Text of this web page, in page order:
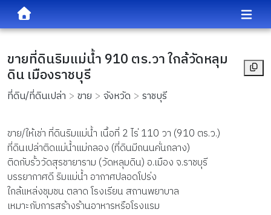
ขายที่ดินริมแม่น้ำ 910 ตร.วา ใกล้วัดหลุม
ดิน เมืองราชบุรี
ที่ดิน/ที่ดินเปล่า ขาย จังหวัด ราชบุรี
ขาย/ให้เช่า ที่ดินริมแม่น้ำ เนื้อที่ 2 ไร่ 110 วา (910 ตร.ว.)
ที่ดินเปล่าติดแม่น้ำแม่กลอง (ที่ดินมีถนนคั่นกลาง)
ติดกับรั้ววัดสุรชายาราม (วัดหลุมดิน) อ.เมือง จ.ราชบุรี
บรรยากาศดี ริมแม่น้ำ อากาศปลอดโปร่ง
ใกล้แหล่งชุมชน ตลาด โรงเรียน สถานพยาบาล
เหมาะกับการสร้างร้านอาหารหรือโรงแรม